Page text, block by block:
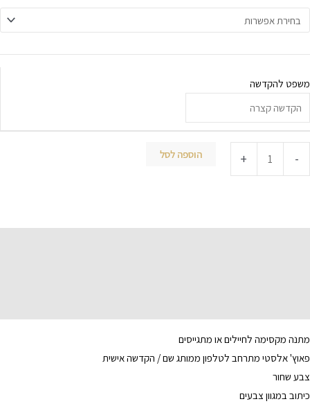
משפט להקדשה
-
+ הוספה לסל
מתנה מקסימה לחיילים או מתגייסים
פאוץ' אלסטי מתרחב לטלפון ממותג שם / הקדשה אישית
צבע שחור
כיתוב במגוון צבעים